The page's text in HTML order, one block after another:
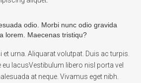
odio. Morbi nunc odio gravida
lorem. Maecenas tristiqu?
urna. Aliquarat volutpat. Duis ac turpis.
eu lacusVestibulum libero nisl porta vel
at neque. Vivamus eget nibh.